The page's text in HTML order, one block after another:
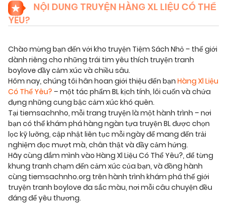
NỘI DUNG TRUYỆN HÀNG XL LIỆU CÓ THỂ
YÊU?
Chào mừng bạn đến với kho truyện Tiệm Sách Nhỏ – thế giới
dành riêng cho những trái tim yêu thích truyện tranh
boylove đầy cảm xúc và chiều sâu.
Hôm nay, chúng tôi hân hoan giới thiệu đến bạn Hàng Xl Liệu
Có Thể Yêu? – một tác phẩm BL kịch tính, lôi cuốn và chứa
đựng những cung bậc cảm xúc khó quên.
Tại tiemsachnho, mỗi trang truyện là một hành trình – nơi
bạn có thể khám phá hàng ngàn tựa truyện BL được chọn
lọc kỹ lưỡng, cập nhật liên tục mỗi ngày để mang đến trải
nghiệm đọc mượt mà, chân thật và đầy cảm hứng.
Hãy cùng đắm mình vào Hàng Xl Liệu Có Thể Yêu?, để từng
khung tranh chạm đến cảm xúc của bạn, và đồng hành
cùng tiemsachnho.org trên hành trình khám phá thế giới
truyện tranh boylove đa sắc màu, nơi mỗi câu chuyện đều
đáng để yêu thương.